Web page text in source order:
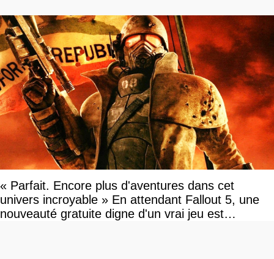
« Parfait. Encore plus d'aventures dans cet
univers incroyable » En attendant Fallout 5, une
nouveauté gratuite digne d'un vrai jeu est